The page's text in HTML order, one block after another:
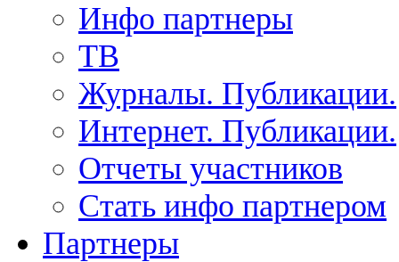
Инфо партнеры
ТВ
Журналы. Публикации.
Интернет. Публикации.
Отчеты участников
Стать инфо партнером
Партнеры